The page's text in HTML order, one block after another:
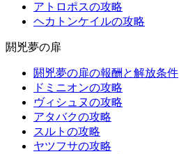
アトロポスの攻略
ヘカトンケイルの攻略
閼兇夢の扉
閼兇夢の扉の報酬と解放条件
ドミニオンの攻略
ヴィシュヌの攻略
アタバクの攻略
スルトの攻略
ヤツフサの攻略